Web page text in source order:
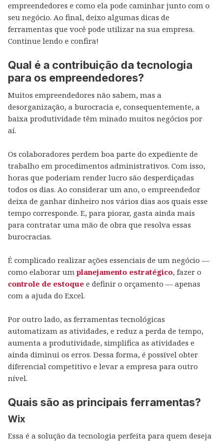
empreendedores e como ela pode caminhar junto com o
seu negócio. Ao final, deixo algumas dicas de
ferramentas que você pode utilizar na sua empresa.
Continue lendo e confira!
Qual é a contribuição da tecnologia
para os empreendedores?
Muitos empreendedores não sabem, mas a
desorganização, a burocracia e, consequentemente, a
baixa produtividade têm minado muitos negócios por
aí.
Os colaboradores perdem boa parte do expediente de
trabalho em procedimentos administrativos. Com isso,
horas que poderiam render lucro são desperdiçadas
todos os dias. Ao considerar um ano, o empreendedor
deixa de ganhar dinheiro nos vários dias aos quais esse
tempo corresponde. E, para piorar, gasta ainda mais
para contratar uma mão de obra que resolva essas
burocracias.
É complicado realizar ações essenciais de um negócio —
como elaborar umplanejamento estratégico, fazer o
controle de estoque e definir o orçamento — apenas
com a ajuda do Excel.
Por outro lado, as ferramentas tecnológicas
automatizam as atividades, e reduz a perda de tempo,
aumenta a produtividade, simplifica as atividades e
ainda diminui os erros. Dessa forma, é possível obter
diferencial competitivo e levar a empresa para outro
nível.
Quais são as principais ferramentas?
Wix
Essa é a solução da tecnologia perfeita para quem deseja